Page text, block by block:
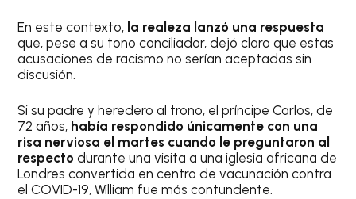
En este contexto, la realeza lanzó una respuesta
que, pese a su tono conciliador, dejó claro que estas
acusaciones de racismo no serían aceptadas sin
discusión.
Si su padre y heredero al trono, el príncipe Carlos, de
72 años, había respondido únicamente con una
risa nerviosa el martes cuando le preguntaron al
respecto durante una visita a una iglesia africana de
Londres convertida en centro de vacunación contra
el COVID-19, William fue más contundente.